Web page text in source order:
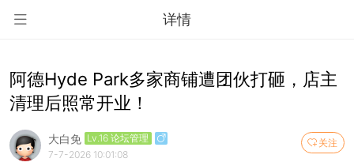
详情
阿德Hyde Park多家商铺遭团伙打砸，店主
清理后照常开业！
关注
大白免 Lv.16 论坛管理
7-7-2026 10:01:08